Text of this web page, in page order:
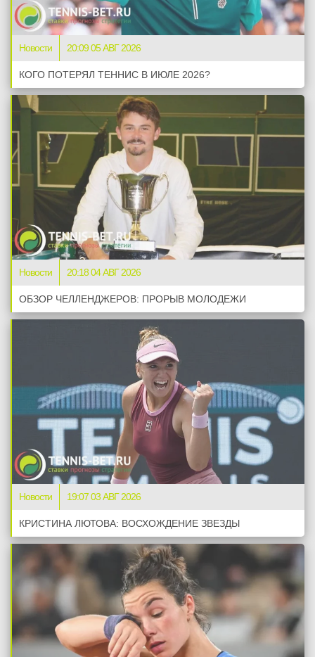
Новости 20:09 05 АВГ 2026
КОГО ПОТЕРЯЛ ТЕННИС В ИЮЛЕ 2026?
Новости 20:18 04 АВГ 2026
ОБЗОР ЧЕЛЛЕНДЖЕРОВ: ПРОРЫВ МОЛОДЕЖИ
Новости 19:07 03 АВГ 2026
КРИСТИНА ЛЮТОВА: ВОСХОЖДЕНИЕ ЗВЕЗДЫ